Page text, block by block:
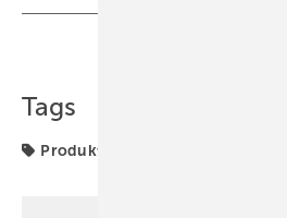
Tags
Produkte